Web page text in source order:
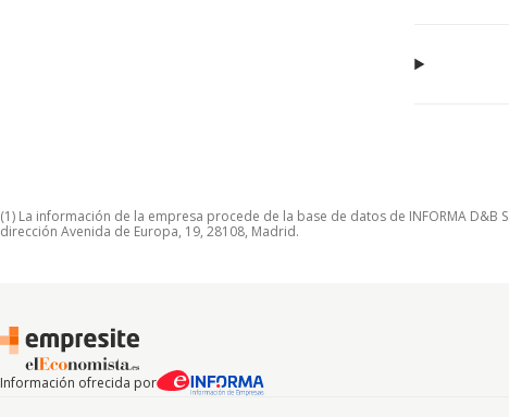
(1) La información de la empresa procede de la base de datos de INFORMA
dirección Avenida de Europa, 19, 28108, Madrid.
Información ofrecida por